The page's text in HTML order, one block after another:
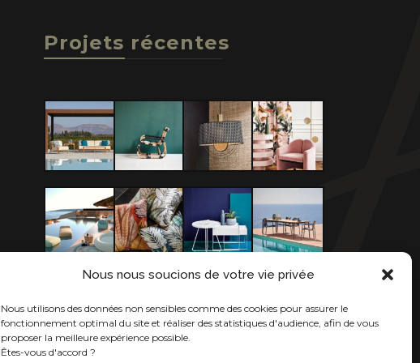
Nous nous soucions de votre vie privée
Nous utilisons des données non sensibles comme des cookies pour assurer le
fonctionnement optimal du site et réaliser des statistiques d'audience, afin de vous
proposer la meilleure expérience possible.
Êtes-vous d'accord ?
Projets récentes